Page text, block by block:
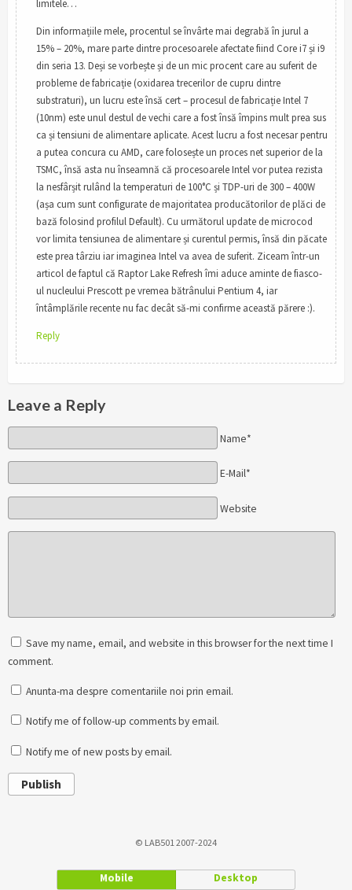
limitele…
Din informațiile mele, procentul se învârte mai degrabă în jurul a
15% – 20%, mare parte dintre procesoarele afectate fiind Core i7 și i9
din seria 13. Deși se vorbește și de un mic procent care au suferit de
probleme de fabricație (oxidarea trecerilor de cupru dintre
substraturi), un lucru este însă cert – procesul de fabricație Intel 7
(10nm) este unul destul de vechi care a fost însă împins mult prea sus
ca și tensiuni de alimentare aplicate. Acest lucru a fost necesar pentru
a putea concura cu AMD, care folosește un proces net superior de la
TSMC, însă asta nu înseamnă că procesoarele Intel vor putea rezista
la nesfârșit rulând la temperaturi de 100°C și TDP-uri de 300 – 400W
(așa cum sunt configurate de majoritatea producătorilor de plăci de
bază folosind profilul Default). Cu următorul update de microcod
vor limita tensiunea de alimentare și curentul permis, însă din păcate
este prea târziu iar imaginea Intel va avea de suferit. Ziceam într-un
articol de faptul că Raptor Lake Refresh îmi aduce aminte de fiasco-
ul nucleului Prescott pe vremea bătrânului Pentium 4, iar
întâmplările recente nu fac decât să-mi confirme această părere :).
Reply
Leave a Reply
Name*
E-Mail*
Website
Save my name, email, and website in this browser for the next time I
comment.
Anunta-ma despre comentariile noi prin email.
Notify me of follow-up comments by email.
Notify me of new posts by email.
Publish
© LAB501 2007-2024
Mobile Desktop